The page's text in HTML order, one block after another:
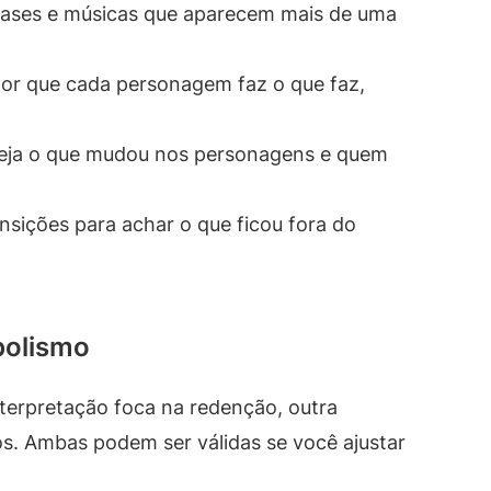
e músicas que aparecem mais de uma
que cada personagem faz o que faz,
o que mudou nos personagens e quem
para achar o que ficou fora do
foca na redenção, outra
Ambas podem ser válidas se você ajustar